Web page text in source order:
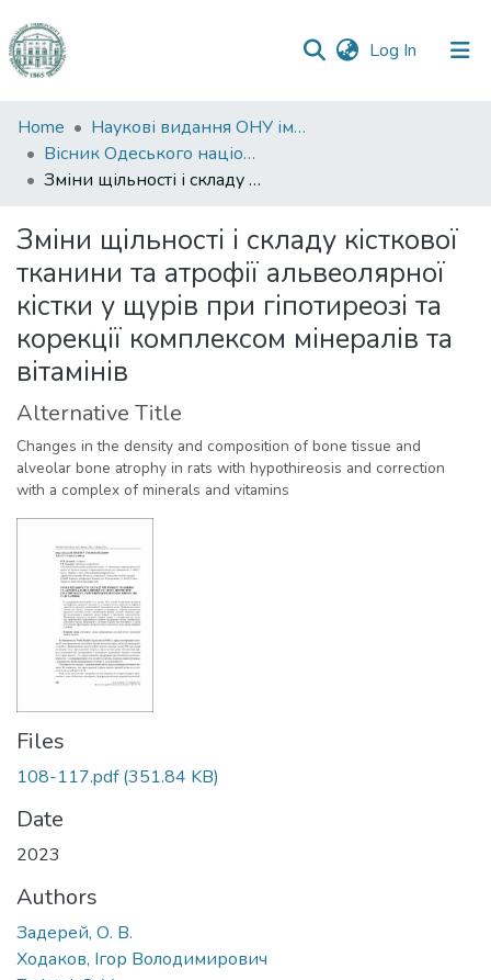
Log In (current)
Communities
&
Collections
Statistics
Home
Наукові видання ОНУ імені І. І. Мечникова
Вісник Одеського національного університету. Біологія
Зміни щільності і складу кісткової тканини та атрофії альвеолярної кістки у щурів при гіпотиреозі та корекції комплексом мінералів та вітамінів
Зміни щільності і складу кісткової
тканини та атрофії альвеолярної
кістки у щурів при гіпотиреозі та
корекції комплексом мінералів та
вітамінів
Alternative Title
Changes in the density and composition of bone tissue and
alveolar bone atrophy in rats with hypothireosis and correction
with a complex of minerals and vitamins
Files
108-117.pdf(351.84 KB)
Date
2023
Authors
Задерей, О. В.
Ходаков, Ігор Володимирович